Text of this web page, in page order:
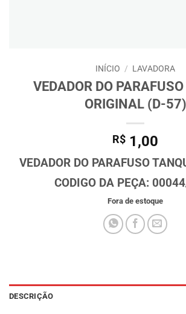
INÍCIO / LAVADORA
VEDADOR DO
ORIGINAL (D-57)
R$ 1,00
VEDADOR DO PARAFUSO
CODIGO DA PEÇA:
Fora de estoque
DESCRIÇÃO